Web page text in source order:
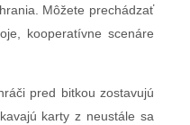
Môžete prechádzať
kooperatívne scenáre
pred bitkou zostavujú
karty z neustále sa